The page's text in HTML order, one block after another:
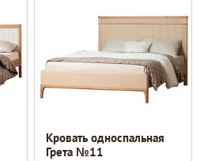
Кровать односпальная
Грета №11